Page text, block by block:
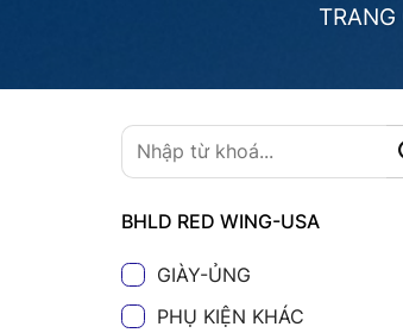
TRANG
BHLD RED WING-USA
GIÀY-ỦNG
PHỤ KIỆN KHÁC